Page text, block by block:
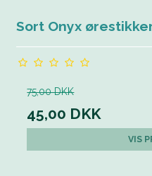
Sort Onyx
75,00 DKK
45,00 DKK
VIS